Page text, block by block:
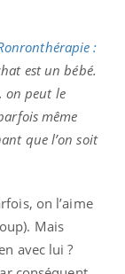
:
est un bébé.
on peut le
même
que l’on soit
on l’aime
Mais
avec lui ?